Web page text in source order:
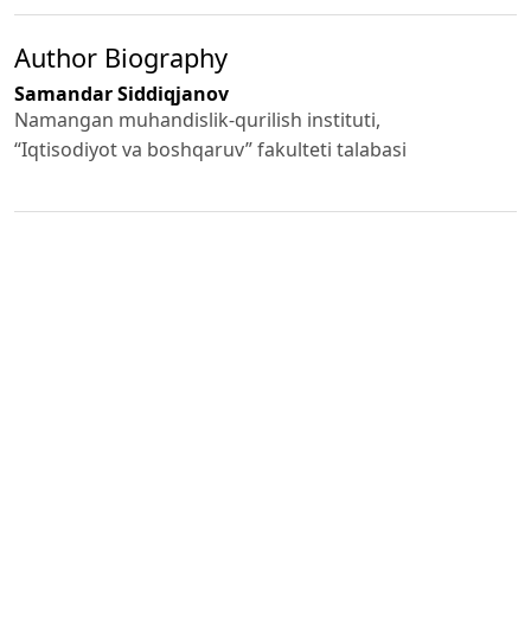
Author Biography
Samandar Siddiqjanov
Namangan muhandislik-qurilish instituti,
“Iqtisodiyot va boshqaruv” fakulteti talabasi